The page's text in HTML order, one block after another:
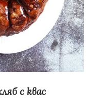
с квас